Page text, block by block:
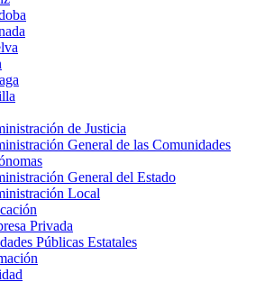
de Justicia
General de las Comunidades
General del Estado
Local
Privada
Públicas Estatales